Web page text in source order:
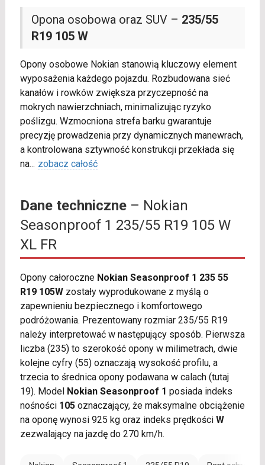
Opona osobowa oraz SUV – 235/55
R19 105 W
Opony osobowe Nokian stanowią kluczowy element
wyposażenia każdego pojazdu. Rozbudowana sieć
kanałów i rowków zwiększa przyczepność na
mokrych nawierzchniach, minimalizując ryzyko
poślizgu. Wzmocniona strefa barku gwarantuje
precyzję prowadzenia przy dynamicznych manewrach,
a kontrolowana sztywność konstrukcji przekłada się
na... zobacz całość
Dane techniczne– Nokian
Seasonproof 1 235/55 R19 105 W
XL FR
Opony całoroczne Nokian Seasonproof 1 235 55
R19 105Wzostały wyprodukowane z myślą o
zapewnieniu bezpiecznego i komfortowego
podróżowania. Prezentowany rozmiar 235/55 R19
należy interpretować w następujący sposób. Pierwsza
liczba (235) to szerokość opony w milimetrach, dwie
kolejne cyfry (55) oznaczają wysokość profilu, a
trzecia to średnica opony podawana w calach (tutaj
19). Model Nokian Seasonproof 1 posiada indeks
nośności 105oznaczający, że maksymalne obciążenie
na oponę wynosi 925 kg oraz indeks prędkości W
zezwalający na jazdę do 270 km/h.